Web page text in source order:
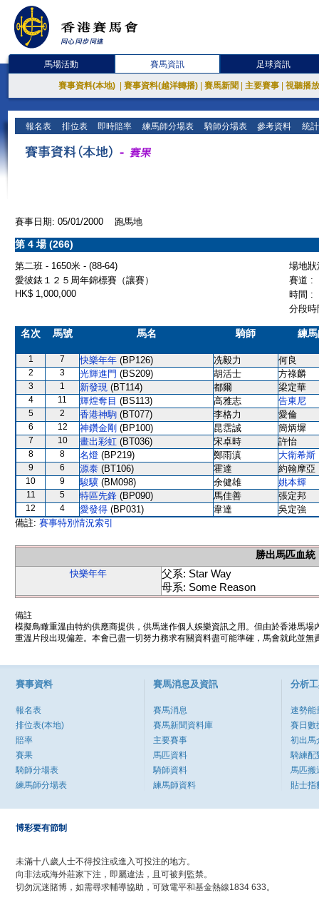
馬場活動 賽馬資訊 足球資訊
賽事資料(本地) 賽事資料(越洋轉播) 賽馬新聞 主要賽事 視聽播
報名表 排位表 即時賠率 練馬師分場表 騎師分場表 參考資料 統
賽事日期: 05/01/2000 跑馬地
第 4 場 (266)
第二班 - 1650米 - (88-64)
場地
愛彼錶１２５周年錦標賽（讓賽）
賽道 :
HK$ 1,000,000
時間 :
分段
名次 馬號 馬名 騎師 練
1 7 快樂年年 (BP126) 冼毅力 何良
2 3 光輝進門 (BS209) 胡活士 方祿麟
3 1 新發現 (BT114) 都爾 梁定華
4 11 輝煌奪目 (BS113) 高雅志 告東尼
5 2 香港神駒 (BT077) 李格力 愛倫
6 12 神鑽金剛 (BP100) 昆霑誠 簡炳墀
7 10 畫出彩虹 (BT036) 宋卓時 許怡
8 8 名燈 (BP219) 鄭雨滇 大衛希斯
9 6 源泰 (BT106) 霍達 約翰摩亞
10 9 駿驥 (BM098) 余健雄 姚本輝
11 5 特區先鋒 (BP090) 馬佳善 張定邦
12 4 愛發得 (BP031) 韋達
吳定強
備註: 賽事特別情況索引
勝出馬匹血統
快樂年年
父系: Star Way
母系: Some Reason
備註
模擬鳥瞰重溫由特約供應商提供，供馬迷作個人娛樂資訊之用。但由於香港馬
重溫片段出現偏差。本會已盡一切努力務求有關資料盡可能準確，馬會就此並
賽事資料
報名表
排位表(本地)
賠率
賽果
騎師分場表
練馬師分場表
賽馬消息及資訊
賽馬消息
賽馬新聞資料庫
主要賽事
馬匹資料
騎師資料
練馬師資料
分析
速勢能
賽日數
初出馬
騎練配
馬匹搬
貼士指
博彩要有節制
未滿十八歲人士不得投注或進入可投注的地方。
向非法或海外莊家下注，即屬違法，且可被判監禁。
切勿沉迷賭博，如需尋求輔導協助，可致電平和基金熱線1834 633。